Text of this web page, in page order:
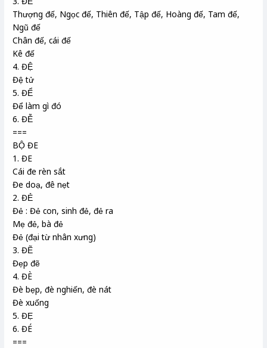
Thượng đế, Ngọc đế, Thiên đế, Tập đế, Hoàng đế, Tam đế,
Ngũ đế
Chân đế, cái đế
Kê đế
4. ĐỆ
Đệ tử
5. ĐỂ
Để làm gì đó
6. ĐỄ
===
BỘ ĐE
1. ĐE
Cái đe rèn sắt
Đe doạ, đê nẹt
2. ĐẺ
Đẻ : Đẻ con, sinh đẻ, đẻ ra
Mẹ đẻ, bà đẻ
Đẻ (đại từ nhân xưng)
3. ĐẼ
Đẹp đẽ
4. ĐÈ
Đè bẹp, đè nghiến, đè nát
Đè xuống
5. ĐẸ
6. ĐÉ
===